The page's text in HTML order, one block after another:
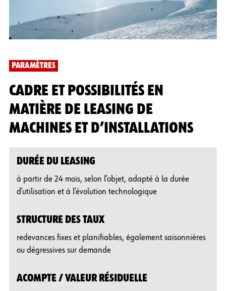
PARAMÈTRES
CADRE ET POSSIBILITÉS EN
MATIÈRE DE LEASING DE
MACHINES ET D’INSTALLATIONS
DURÉE DU LEASING
à partir de 24 mois, selon l’objet, adapté à la durée
d’utilisation et à l’évolution technologique
STRUCTURE DES TAUX
redevances fixes et planifiables, également saisonnières
ou dégressives sur demande
ACOMPTE / VALEUR RÉSIDUELLE